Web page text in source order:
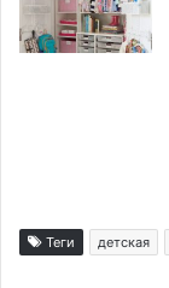
Теги детская